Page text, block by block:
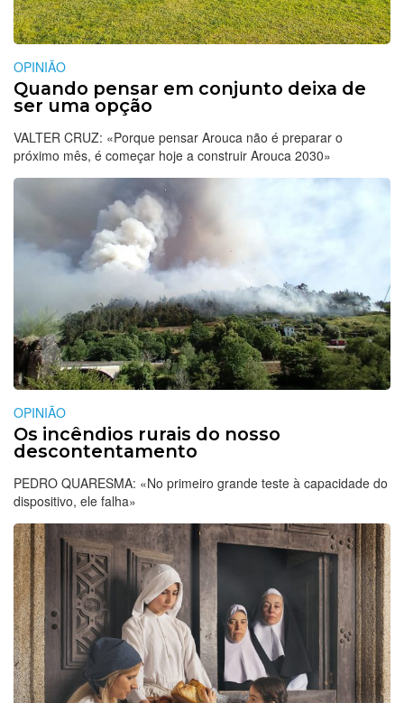
OPINIÃO
Quando pensar em conjunto deixa de
ser uma opção
VALTER CRUZ: «Porque pensar Arouca não é preparar o
próximo mês, é começar hoje a construir Arouca 2030»
OPINIÃO
Os incêndios rurais do nosso
descontentamento
PEDRO QUARESMA: «No primeiro grande teste à capacidade do
dispositivo, ele falha»